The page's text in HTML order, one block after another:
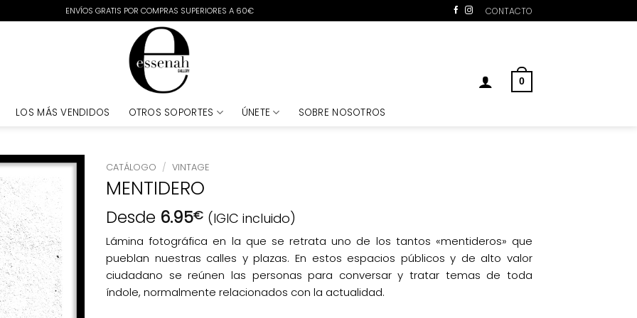
ENVÍOS GRATIS POR COMPRAS SUPERIORES A 60€ CONTACTO
0
LOS MÁS VENDIDOS OTROS SOPORTES ÚNETE SOBRE NOSOTROS
CATÁLOGO / VINTAGE
MENTIDERO
Desde 6.95€ (IGIC incluido)
Lámina fotográfica en la que se retrata uno de los tantos «mentideros» que
pueblan nuestras calles y plazas. En estos espacios públicos y de alto valor
ciudadano se reúnen las personas para conversar y tratar temas de toda
índole, normalmente relacionados con la actualidad.